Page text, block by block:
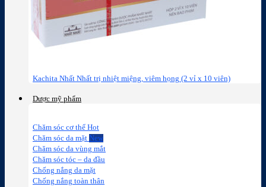
Kachita Nhất Nhất trị nhiệt miệng, viêm họng (2 vỉ x 10 viên)
Dược mỹ phẩm
Chăm sóc cơ thể
Chăm sóc da mặt
Chăm sóc da vùng mắt
Chăm sóc tóc – da đầu
Chống nắng da mặt
Chống nắng toàn thân